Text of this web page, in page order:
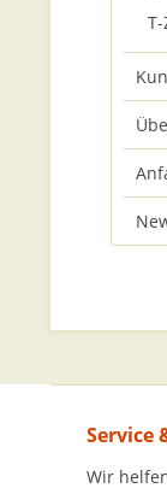
T-
Service
Wir